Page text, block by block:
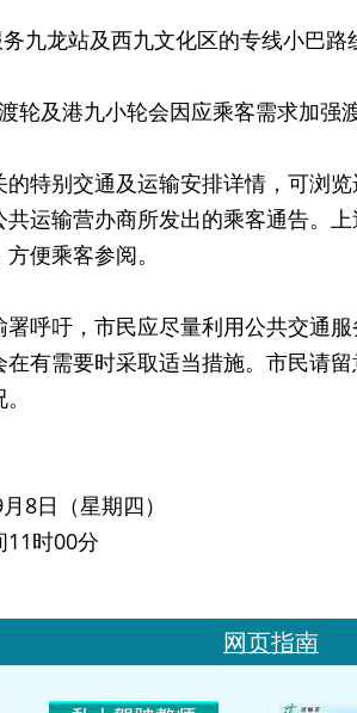
务九龙站及西九文化区的专线小巴
渡轮及港九小轮会因应乘客需求加强
别交通及运输安排详情，可浏览
共运输营办商所发出的乘客通告。
便乘客参阅。
吁，市民应尽量利用公共交通服
在有需要时采取适当措施。市民请
8日（星期四）
11时00分
网页指南